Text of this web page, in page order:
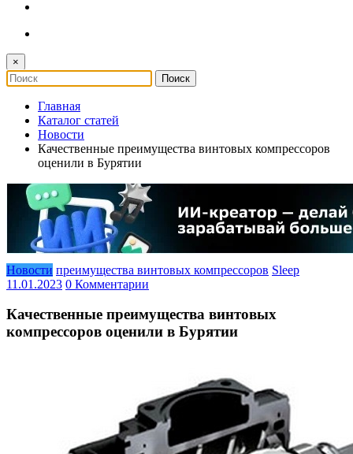
×
Главная
Каталог статей
Новости
Качественные преимущества винтовых компрессоров
оценили в Бурятии
Новости преимущества винтовых компрессоров Sleep
11.01.2023 0 Комментарии
Качественные преимущества винтовых
компрессоров оценили в Бурятии